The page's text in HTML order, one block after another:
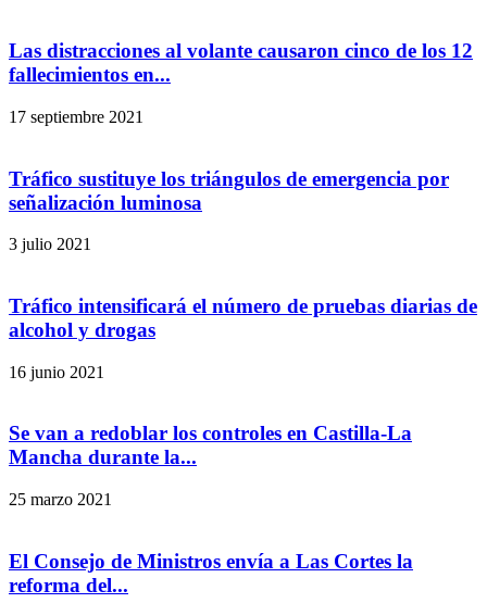
Las distracciones al volante causaron cinco de los 12
fallecimientos en...
17 septiembre 2021
Tráfico sustituye los triángulos de emergencia por
señalización luminosa
3 julio 2021
Tráfico intensificará el número de pruebas diarias de
alcohol y drogas
16 junio 2021
Se van a redoblar los controles en Castilla-La
Mancha durante la...
25 marzo 2021
El Consejo de Ministros envía a Las Cortes la
reforma del...